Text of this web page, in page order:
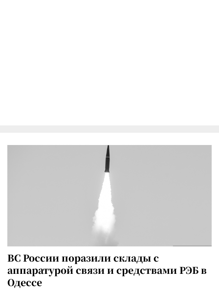
ВС России поразили склады с
аппаратурой связи и средствами РЭБ в
Одессе